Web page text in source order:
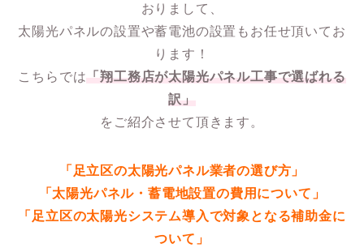
おりまして、
太陽光パネルの設置や蓄電池の設置もお任せ頂いてお
ります！
こちらでは 「翔工務店が太陽光パネル工事で選ばれる
訳」
をご紹介させて頂きます。
「足立区の太陽光パネル業者の選び方」
「太陽光パネル・蓄電地設置の費用について」
「足立区の太陽光システム導入で対象となる補助金に
ついて」